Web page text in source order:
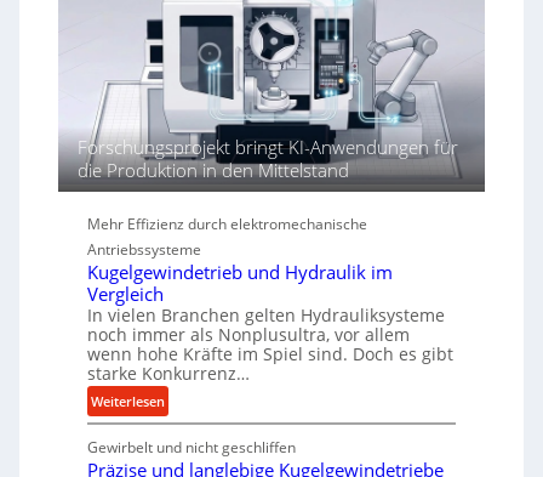
h
e
d
i
e
e
r
f
o
r
m
a
n
c
b
Forschungsprojekt bringt KI-Anwendungen für
die Produktion in den Mittelstand
Mehr Effizienz durch elektromechanische
Antriebssysteme
Kugelgewindetrieb und Hydraulik im
Vergleich
In vielen Branchen gelten Hydrauliksysteme
noch immer als Nonplusultra, vor allem
wenn hohe Kräfte im Spiel sind. Doch es gibt
starke Konkurrenz…
Weiterlesen:
K
u
g
Gewirbelt und nicht geschliffen
Präzise und langlebige Kugelgewindetriebe